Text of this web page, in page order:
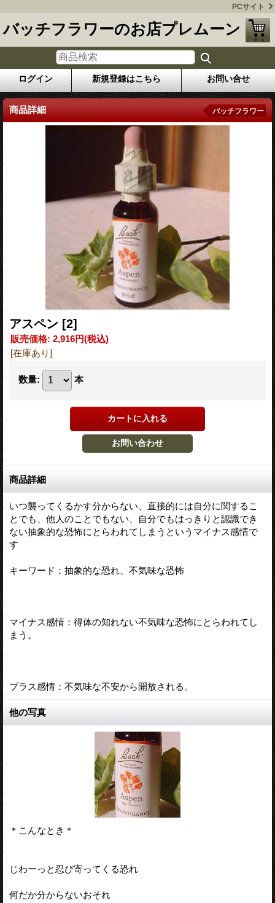
PCサイト
バッチフラワーのお店プレムーン
ログイン 新規登録はこちら お問い合せ
商品詳細 バッチフラワー
アスペン [2]
販売価格: 2,916円(税込)
[在庫あり]
数量: 本
商品詳細
いつ襲ってくるかす分からない、直接的には自分に関するこ
とでも、他人のことでもない、自分でもはっきりと認識でき
ない抽象的な恐怖にとらわれてしまうというマイナス感情で
す
キーワード：抽象的な恐れ、不気味な恐怖
マイナス感情：得体の知れない不気味な恐怖にとらわれてし
まう。
プラス感情：不気味な不安から開放される。
他の写真
＊こんなとき＊
じわーっと忍び寄ってくる恐れ
何だか分からないおそれ